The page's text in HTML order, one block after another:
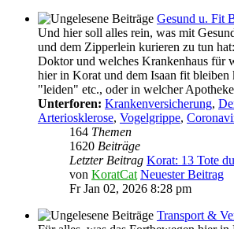
Gesund u. Fit
Und hier soll alles rein, was mit
und dem Zipperlein kurieren zu tun
Doktor und welches Krankenhaus für
hier in Korat und dem Isaan fit bleiben
"leiden" etc., oder in welcher
Unterforen: Krankenversicherung,
Arteriosklerose, Vogelgrippe,
164 Themen
1620 Beiträge
Letzter Beitrag Korat: 13 Tote
von KoratCat Neuester Beitrag
Fr Jan 02, 2026 8:28 pm
Transport &